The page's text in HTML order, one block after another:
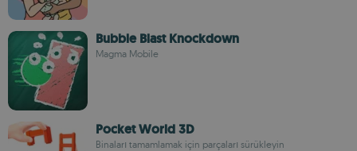
Bubble Blast Knockdown
Magma Mobile
Pocket World 3D
Binaları tamamlamak için parçaları sürükleyin